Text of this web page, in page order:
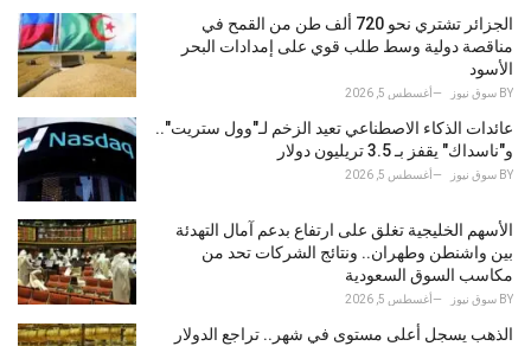
o
r
i
e
:
الجزائر تشتري نحو 720 ألف طن من القمح في
مناقصة دولية وسط طلب قوي على إمدادات البحر
الأسود
BY سوق نيوز أغسطس 5, 2026
عائدات الذكاء الاصطناعي تعيد الزخم لـ"وول ستريت"..
و"ناسداك" يقفز بـ 3.5 تريليون دولار
BY سوق نيوز أغسطس 5, 2026
الأسهم الخليجية تغلق على ارتفاع بدعم آمال التهدئة
بين واشنطن وطهران.. ونتائج الشركات تحد من
مكاسب السوق السعودية
BY سوق نيوز أغسطس 5, 2026
الذهب يسجل أعلى مستوى في شهر.. تراجع الدولار